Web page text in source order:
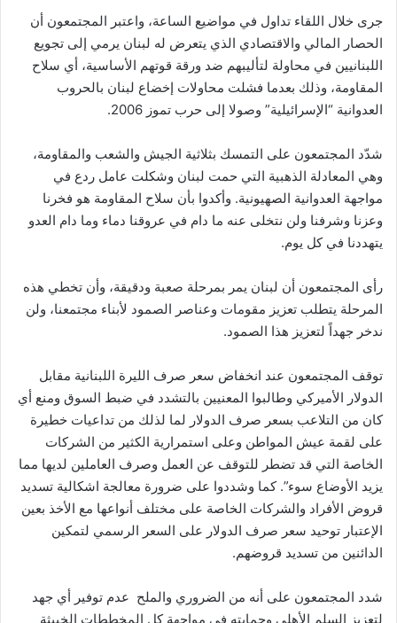
جرى خلال اللقاء تداول في مواضيع الساعة، واعتبر المجتمعون أن
الحصار المالي والاقتصادي الذي يتعرض له لبنان يرمي إلى تجويع
اللبنانيين في محاولة لتأليبهم ضد ورقة قوتهم الأساسية، أي سلاح
المقاومة، وذلك بعدما فشلت محاولات إخضاع لبنان بالحروب
العدوانية “الإسرائيلية” وصولا إلى حرب تموز 2006.
شدّد المجتمعون على التمسك بثلاثية الجيش والشعب والمقاومة،
وهي المعادلة الذهبية التي حمت لبنان وشكلت عامل ردع في
مواجهة العدوانية الصهيونية. وأكدوا بأن سلاح المقاومة هو فخرنا
وعزنا وشرفنا ولن نتخلى عنه ما دام في عروقنا دماء وما دام العدو
يتهددنا في كل يوم.
رأى المجتمعون أن لبنان يمر بمرحلة صعبة ودقيقة، وأن تخطي هذه
المرحلة يتطلب تعزيز مقومات وعناصر الصمود لأبناء مجتمعنا، ولن
ندخر جهداً لتعزيز هذا الصمود.
توقف المجتمعون عند انخفاض سعر صرف الليرة اللبنانية مقابل
الدولار الأميركي وطالبوا المعنيين بالتشدد في ضبط السوق ومنع أي
كان من التلاعب بسعر صرف الدولار لما لذلك من تداعيات خطيرة
على لقمة عيش المواطن وعلى استمرارية الكثير من الشركات
الخاصة التي قد تضطر للتوقف عن العمل وصرف العاملين لديها مما
يزيد الأوضاع سوء”. كما وشددوا على ضرورة معالجة اشكالية تسديد
قروض الأفراد والشركات الخاصة على مختلف أنواعها مع الأخذ بعين
الإعتبار توحيد سعر صرف الدولار على السعر الرسمي لتمكين
الدائنين من تسديد قروضهم.
شدد المجتمعون على أنه من الضروري والملح عدم توفير أي جهد
لتعزيز السلم الأهلي وحمايته في مواجهة كل المخططات الخبيثة